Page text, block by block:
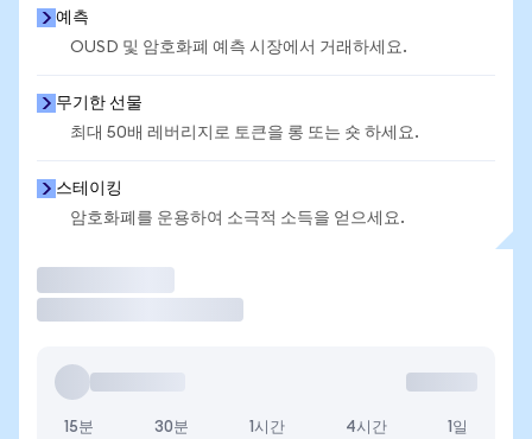
예측
OUSD 및 암호화폐 예측 시장에서 거래하세요.
무기한 선물
최대 50배 레버리지로 토큰을 롱 또는 숏 하세요.
스테이킹
암호화폐를 운용하여 소극적 소득을 얻으세요.
15분 30분 1시간 4시간 1일